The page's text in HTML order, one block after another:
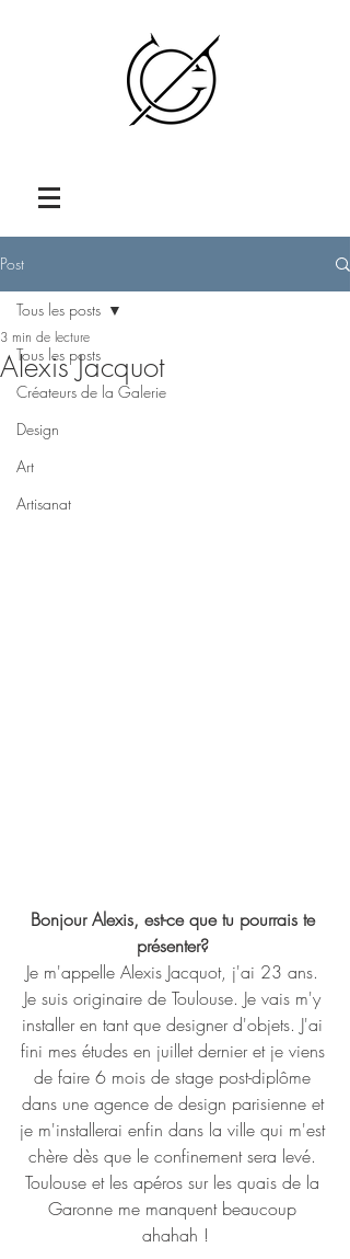
Post
Tous les posts
Créateurs de la Galerie
Design
Art
Artisanat
Tous les posts
Alexis Jacquot
3 min de lecture
Bonjour Alexis, est-ce que tu pourrais te
présenter?
Je m'appelle Alexis Jacquot, j'ai 23 ans.
Je suis originaire de Toulouse. Je vais m'y
installer en tant que designer d'objets. J'ai
fini mes études en juillet dernier et je viens
de faire 6 mois de stage post-diplôme
dans une agence de design parisienne et
je m'installerai enfin dans la ville qui m'est
chère dès que le confinement sera levé.
Toulouse et les apéros sur les quais de la
Garonne me manquent beaucoup
ahahah !